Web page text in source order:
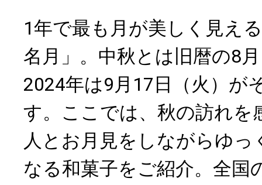
1年で最も月が美しく見え
名月」。中秋とは旧暦の8
2024年は9月17日（火）が
す。ここでは、秋の訪れを
人とお月見をしながらゆ
なる和菓子をご紹介。全国